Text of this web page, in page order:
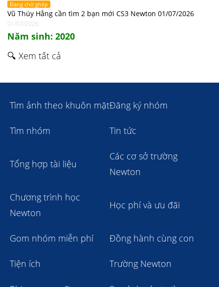
Đang chờ ghép
Vũ Thúy Hằng cần tìm 2 bạn mới CS3 Newton 01/07/2026
01/07/2026
Năm sinh: 2020
🔍 Xem tất cả
Tìm ảnh theo khuôn mặtĐăng ký nhóm
Tìm nhóm Tin tức
Tổng hợp tài liệu
Các cơ sở trường
Newton
Chương trình học
Newton
Học phí và ưu đãi
Gom nhóm miễn phí Đồng hành cùng con
Tiện ích Trường Newton